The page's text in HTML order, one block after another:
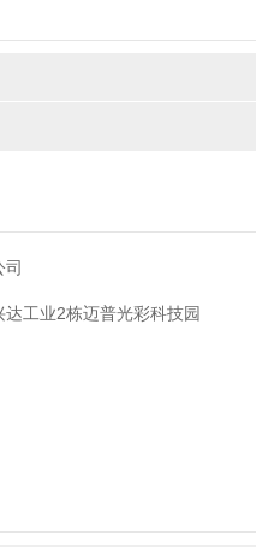
工业2栋迈普光彩科技园